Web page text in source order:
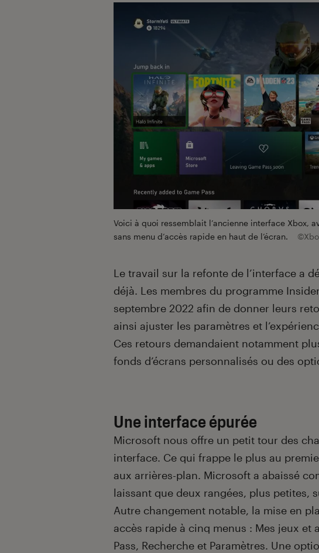
Voici à quoi ressemblait l’ancienne interface Xbox,
sans menu d’accès rapide en haut de l’écran.
Le travail sur la refonte de l’interface a
déjà. Les membres du programme
septembre 2022 afin de donner leurs
ainsi ajuster les paramètres et
Ces retours demandaient notamment
fonds d’écrans personnalisés ou des
Une interface épurée
Microsoft nous offre un petit tour des
interface. Ce qui frappe le plus au
aux arrières-plan. Microsoft a abaissé
laissant que deux rangées, plus petites,
Autre changement notable, la mise en
accès rapide à cinq menus : Mes jeux et
Pass, Recherche et Paramètres. Une